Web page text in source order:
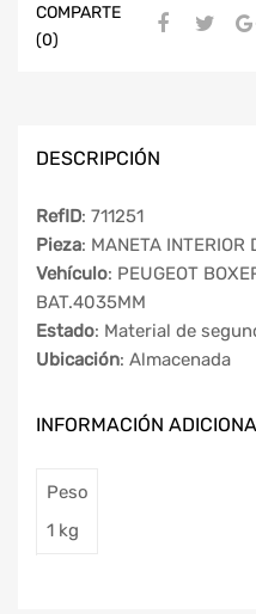
COMPARTE
(0)
DESCRIPCIÓN
RefID: 711251
Pieza: MANETA INTERIOR
Vehículo: PEUGEOT
BAT.4035MM
Estado: Material de
Ubicación: Almacenada
INFORMACIÓN
Peso
1 kg